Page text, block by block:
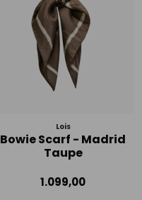
Lois
Bowie Scarf - Madrid
Taupe
1.099,00